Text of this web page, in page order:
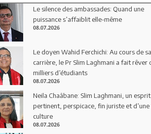
Le silence des ambassades: Quand une
puissance s’affaiblit elle-même
08.07.2026
Le doyen Wahid Ferchichi: Au cours de
carrière, le Pr Slim Laghmani a fait rêver
milliers d’étudiants
08.07.2026
Neila Chaâbane: Slim Laghmani, un esprit
pertinent, perspicace, fin juriste et
culture
08.07.2026